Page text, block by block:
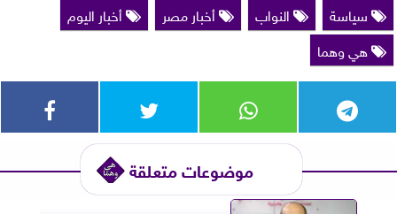
سياسة
النواب أخبار مصر
أخبار اليوم
هي وهما
موضوعات متعلقة